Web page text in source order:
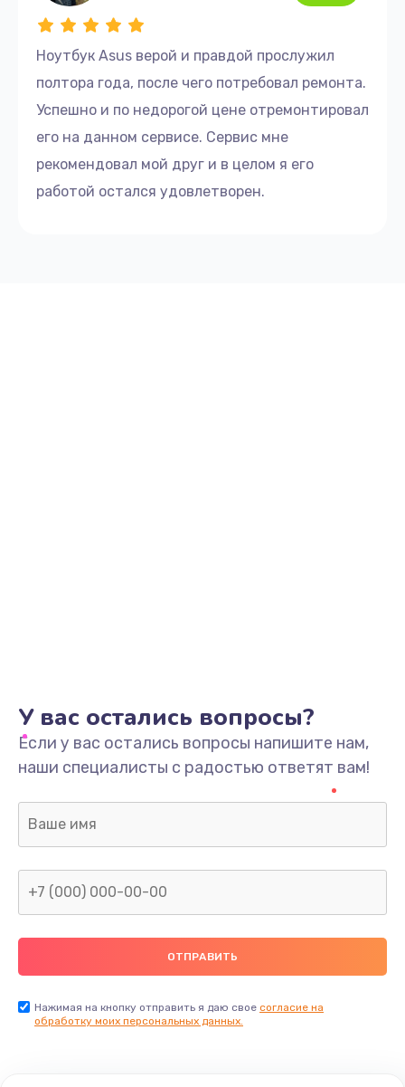
Ноутбук Asus верой и правдой прослужил
полтора года, после чего потребовал ремонта.
Успешно и по недорогой цене отремонтировал
его на данном сервисе. Сервис мне
рекомендовал мой друг и в целом я его
работой остался удовлетворен.
У вас остались вопросы?
Если у вас остались вопросы напишите нам,
наши специалисты с радостью ответят вам!
Нажимая на кнопку отправить я даю свое согласие на
обработку моих персональных данных.